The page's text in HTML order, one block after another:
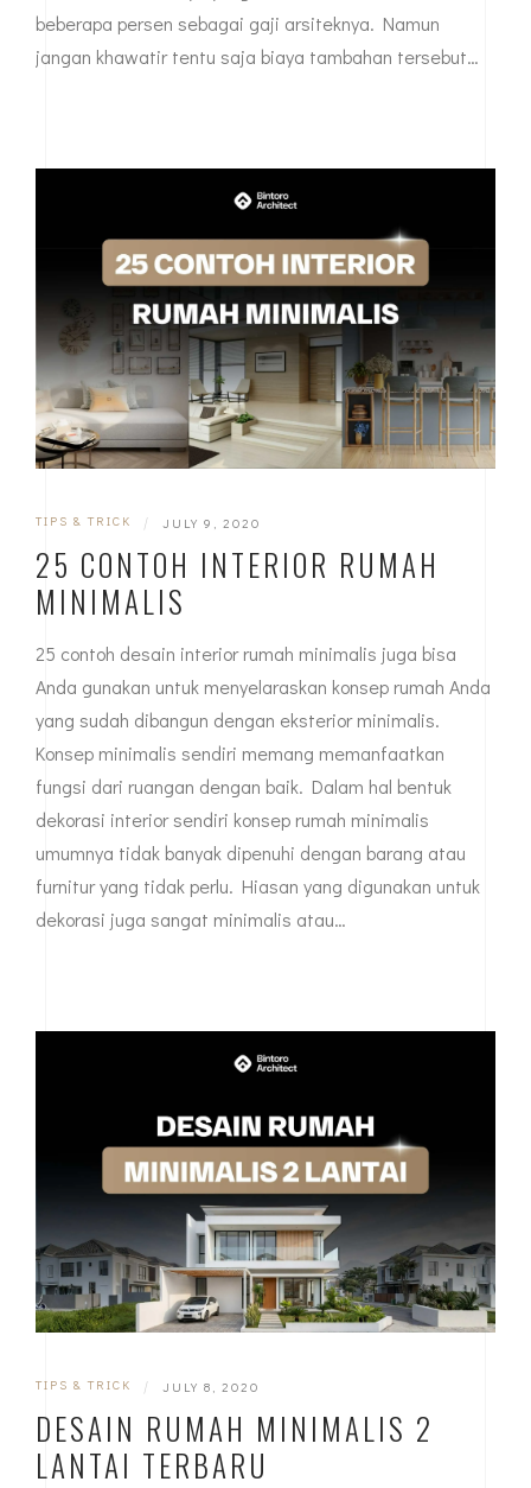
beberapa persen sebagai gaji arsiteknya. Namun
jangan khawatir tentu saja biaya tambahan tersebut…
TIPS & TRICK | JULY 9, 2020
25 CONTOH INTERIOR RUMAH
MINIMALIS
25 contoh desain interior rumah minimalis juga bisa
Anda gunakan untuk menyelaraskan konsep rumah Anda
yang sudah dibangun dengan eksterior minimalis.
Konsep minimalis sendiri memang memanfaatkan
fungsi dari ruangan dengan baik. Dalam hal bentuk
dekorasi interior sendiri konsep rumah minimalis
umumnya tidak banyak dipenuhi dengan barang atau
furnitur yang tidak perlu. Hiasan yang digunakan untuk
dekorasi juga sangat minimalis atau…
TIPS & TRICK | JULY 8, 2020
DESAIN RUMAH MINIMALIS 2
LANTAI TERBARU